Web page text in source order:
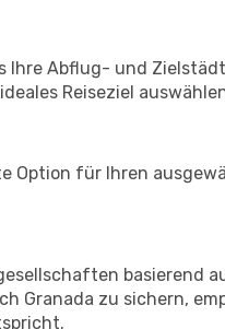
Ihre Abflug- und
Reiseziel
Option für Ihren
basierend
Granada zu sichern,